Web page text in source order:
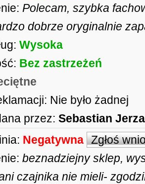
Polecam, szybka
dobrze oryginalnie
Wysoka
Bez zastrzeżeń
Nie było żadnej
przez: Sebastian
Negatywna Zgłoś
beznadziejny sklep,
czajnika nie mieli-